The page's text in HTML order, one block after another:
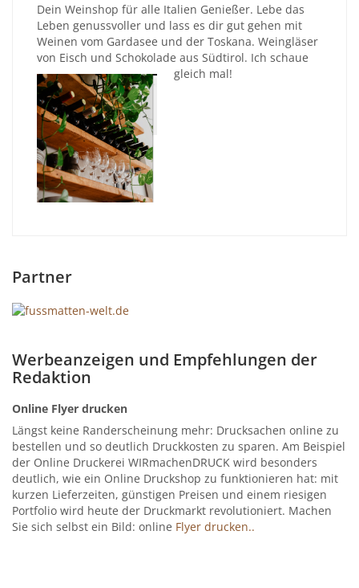
Dein Weinshop für alle Italien Genießer. Lebe das
Leben genussvoller und lass es dir gut gehen mit
Weinen vom Gardasee und der Toskana. Weingläser
von Eisch und Schokolade aus Südtirol. Ich schaue
gleich mal!
Partner
Werbeanzeigen und Empfehlungen der
Redaktion
Online Flyer drucken
Längst keine Randerscheinung mehr: Drucksachen online zu
bestellen und so deutlich Druckkosten zu sparen. Am Beispiel
der Online Druckerei WIRmachenDRUCK wird besonders
deutlich, wie ein Online Druckshop zu funktionieren hat: mit
kurzen Lieferzeiten, günstigen Preisen und einem riesigen
Portfolio wird heute der Druckmarkt revolutioniert. Machen
Sie sich selbst ein Bild: online Flyer drucken..